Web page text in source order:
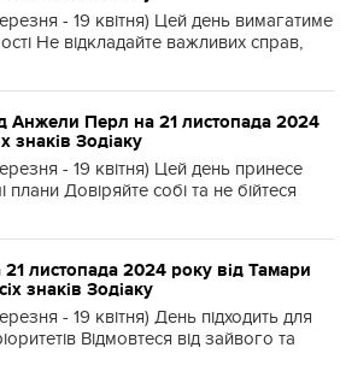
- 19 квітня) Цей день вимагатиме
Не відкладайте важливих справ,
Анжели Перл на 21 листопада 2024
знаків Зодіаку
- 19 квітня) Цей день принесе
плани Довіряйте собі та не бійтеся
листопада 2024 року від Тамари
знаків Зодіаку
- 19 квітня) День підходить для
Відмовтеся від зайвого та